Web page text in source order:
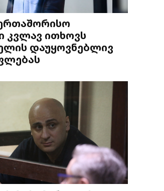
კვლავ ითხოვს
დაუყოვნებლივ